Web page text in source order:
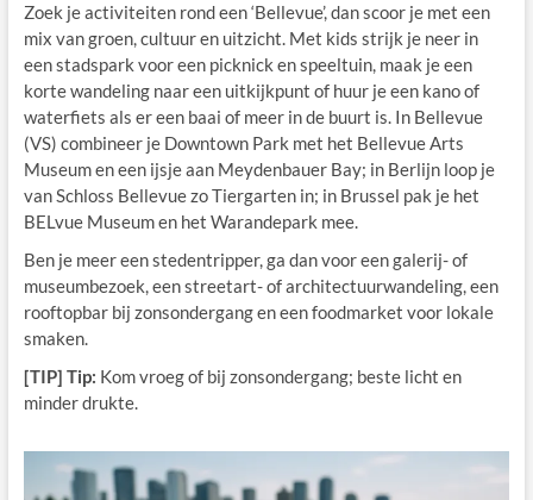
Zoek je activiteiten rond een ‘Bellevue’, dan scoor je met een
mix van groen, cultuur en uitzicht. Met kids strijk je neer in
een stadspark voor een picknick en speeltuin, maak je een
korte wandeling naar een uitkijkpunt of huur je een kano of
waterfiets als er een baai of meer in de buurt is. In Bellevue
(VS) combineer je Downtown Park met het Bellevue Arts
Museum en een ijsje aan Meydenbauer Bay; in Berlijn loop je
van Schloss Bellevue zo Tiergarten in; in Brussel pak je het
BELvue Museum en het Warandepark mee.
Ben je meer een stedentripper, ga dan voor een galerij- of
museumbezoek, een streetart- of architectuurwandeling, een
rooftopbar bij zonsondergang en een foodmarket voor lokale
smaken.
[TIP] Tip: Kom vroeg of bij zonsondergang; beste licht en
minder drukte.